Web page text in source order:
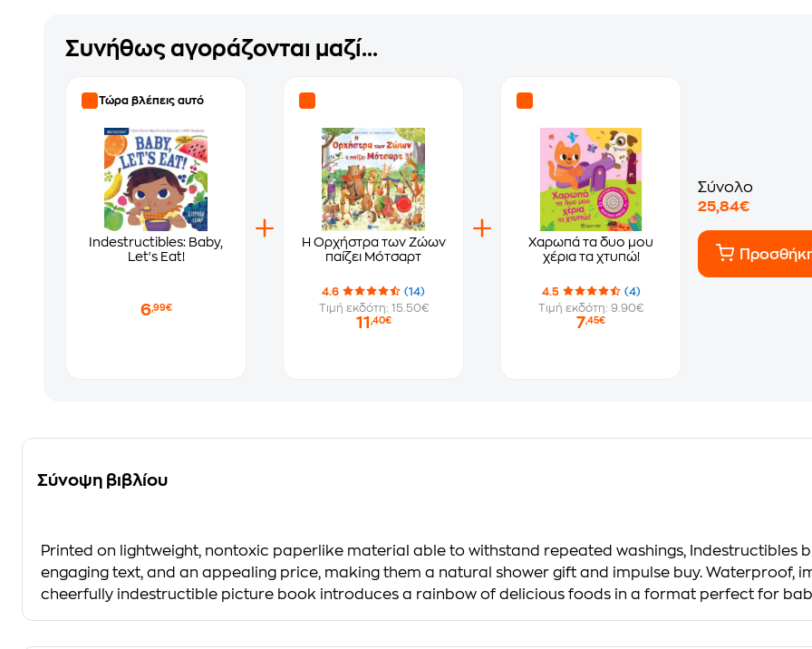
Συνήθως αγοράζονται μαζί...
Τώρα βλέπεις αυτό
Indestructibles: Baby,
Let's Eat!
6,99€
Η Ορχήστρα των Ζώων
παίζει Μότσαρτ
4.6
(14)
Τιμή εκδότη: 15.50€
11 ,40€
Χαρωπά τα δυο μου
χέρια τα χτυπώ!
4.5
(4)
Τιμή εκδότη: 9.90€
7,45€
Σύνολο
25,84€
Σύνοψη βιβλίου
Printed on lightweight, nontoxic paperlike material able to withstand repeated washings, Indestructibles
engaging text, and an appealing price, making them a natural shower gift and impulse buy. Waterproof,
cheerfully indestructible picture book introduces a rainbow of delicious foods in a format perfect for